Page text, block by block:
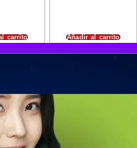
carrito Añadir al carrito